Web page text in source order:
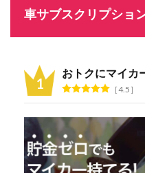
車サブスクリプショ
おトクにマイ
4.5